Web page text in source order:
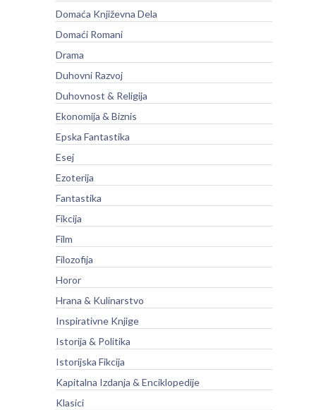
Domaća Književna Dela
Domaći Romani
Drama
Duhovni Razvoj
Duhovnost & Religija
Ekonomija & Biznis
Epska Fantastika
Esej
Ezoterija
Fantastika
Fikcija
Film
Filozofija
Horor
Hrana & Kulinarstvo
Inspirativne Knjige
Istorija & Politika
Istorijska Fikcija
Kapitalna Izdanja & Enciklopedije
Klasici